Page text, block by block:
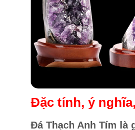
Đặc tính, ý
Đá Thạch Anh Tím là